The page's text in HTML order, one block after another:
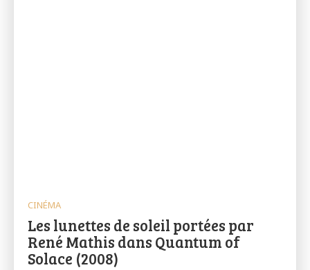
CINÉMA
Les lunettes de soleil portées par
René Mathis dans Quantum of
Solace (2008)